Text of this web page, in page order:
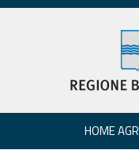
HOME AGR